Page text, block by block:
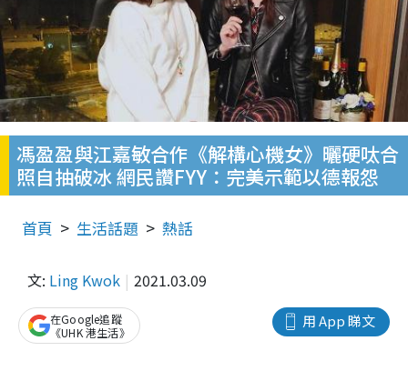
馮盈盈與江嘉敏合作《解構心機女》曬硬呔合
照自抽破冰 網民讚FYY：完美示範以德報怨
首頁 生活話題 熱話
文: Ling Kwok 2021.03.09
用 App 睇文
在Google追蹤
《UHK 港生活》